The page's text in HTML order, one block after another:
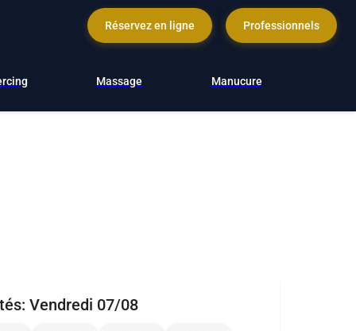
Réservez en ligne Professionnels
Massage Manucure
Vendredi 07/08